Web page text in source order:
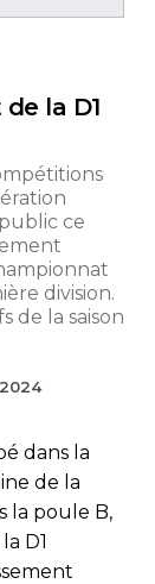
la D1
ce
division.
de la saison
dans la
de la
la poule B,
D1